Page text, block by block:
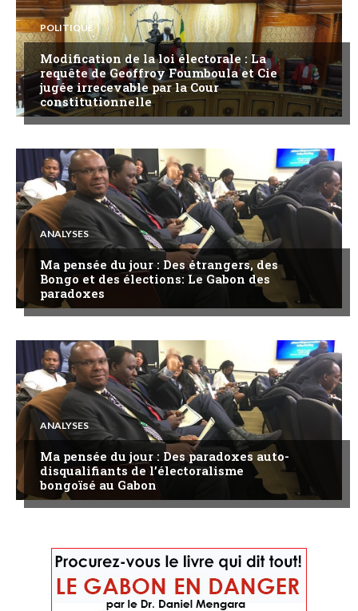
POLITIQUE
Modification de la loi électorale : La
requête de Geoffroy Foumboula et Cie
jugée irrecevable par la Cour
constitutionnelle
ANALYSES
Ma pensée du jour : Des étrangers, des
Bongo et des élections: Le Gabon des
paradoxes
ANALYSES
Ma pensée du jour : Des paradoxes auto-
disqualifiants de l’électoralisme
bongoïsé au Gabon